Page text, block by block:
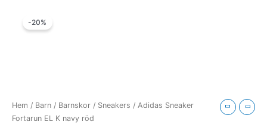
-20%
Hem / Barn / Barnskor / Sneakers / Adidas Sneaker
Fortarun EL K navy röd
Sneaker
mängd